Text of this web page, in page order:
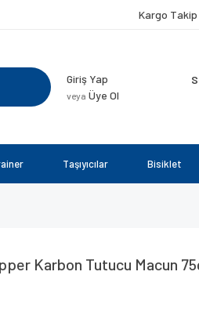
Kargo Takip
Giriş Yap
veya Üye Ol
Taşıyıcılar Bisiklet
Karbon Tutucu Macun